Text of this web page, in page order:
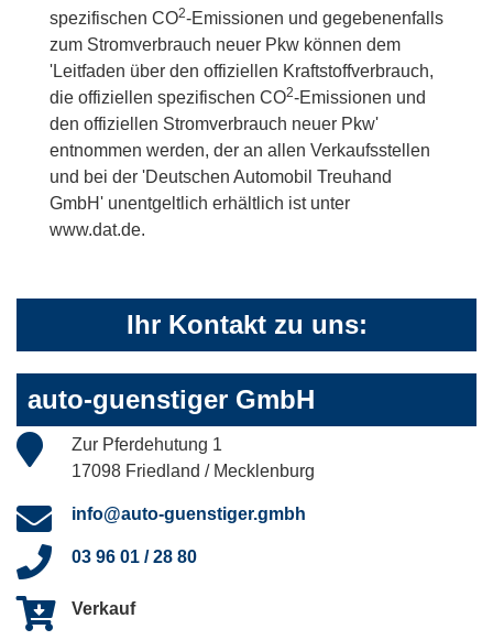
spezifischen CO2-Emissionen und gegebenenfalls
zum Stromverbrauch neuer Pkw können dem
'Leitfaden über den offiziellen Kraftstoffverbrauch,
die offiziellen spezifischen CO2-Emissionen und
den offiziellen Stromverbrauch neuer Pkw'
entnommen werden, der an allen Verkaufsstellen
und bei der 'Deutschen Automobil Treuhand
GmbH' unentgeltlich erhältlich ist unter
www.dat.de.
Ihr Kontakt zu uns:
auto-guenstiger GmbH
Zur Pferdehutung 1
17098 Friedland / Mecklenburg
info@auto-guenstiger.gmbh
03 96 01 / 28 80
Verkauf